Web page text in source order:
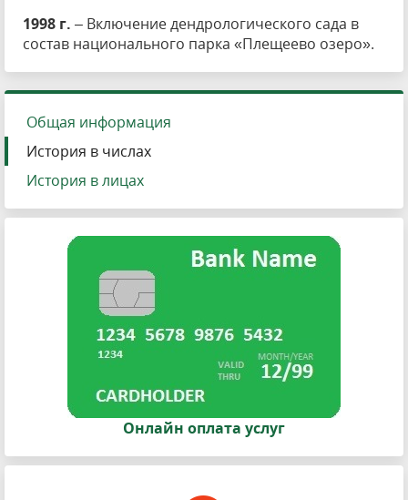
1998 г. – Включение дендрологического сада в
состав национального парка «Плещеево озеро».
Общая информация
История в числах
История в лицах
Онлайн оплата услуг